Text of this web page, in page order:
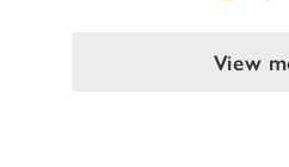
View